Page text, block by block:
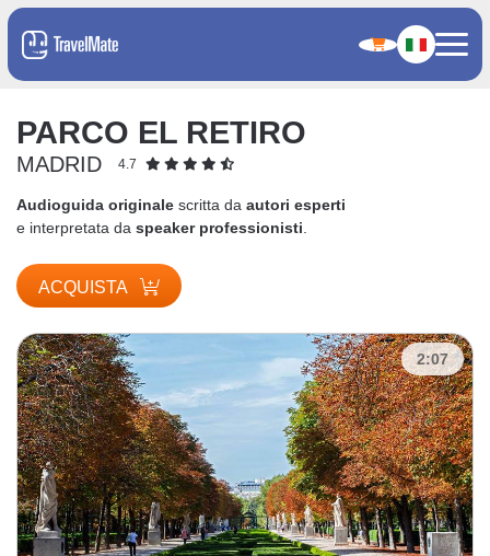
PARCO EL RETIRO
MADRID 4.7
Audioguida originale scritta da autori esperti
e interpretata da speaker professionisti
ACQUISTA
2:07